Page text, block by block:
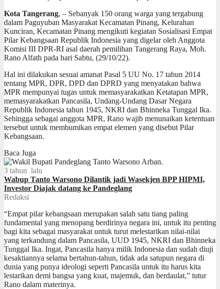
Kota Tangerang, – Sebanyak 150 orang warga yang tergabung
dalam Paguyuban Masyarakat Kecamatan Pinang, Kelurahan
Kunciran, Kecamatan Pinang mengikuti kegiatan Sosialisasi Empat
Pilar Kebangsaan Republik Indonesia yang digelar oleh Anggota
Komisi III DPR-RI asal daerah pemilihan Tangerang Raya, Moh.
Rano Alfath pada hari Sabtu, (29/10/22).
Hal ini dilakukan sesuai amanat Pasal 5 UU No. 17 tahun 2014
tentang MPR, DPR, DPD dan DPRD yang menyatakan bahwa
MPR mempunyai tugas untuk memasyarakatkan Ketatapan MPR,
memasyarakatkan Pancasila, Undang-Undang Dasar Negara
Republik Indonesia tahun 1945, NKRI dan Bhinneka Tunggal Ika.
Sehingga sebagai anggota MPR, Rano wajib menunaikan ketentuan
tersebut untuk membumikan empat elemen yang disebut Pilar
Kebangsaan.
Baca Juga
3 tahun lalu
Wabup Tanto Warsono Dilantik jadi Wasekjen BPP HIPMI,
Investor Diajak datang ke Pandeglang
Redaksi
“Empat pilar kebangsaan merupakan salah satu tiang paling
fundamental yang menopang berdirinya negara ini, untuk itu penting
bagi kita sebagai masyarakat untuk turut melestarikan nilai-nilai
yang terkandung dalam Pancasila, UUD 1945, NKRI dan Bhinneka
Tunggal Ika. Ingat, Pancasila hanya milik Indonesia dan sudah diuji
kesaktiannya selama bertahun-tahun, tidak ada satupun negara di
dunia yang punya ideologi seperti Pancasila untuk itu harus kita
lestarikan demi bangsa yang kuat, majemuk, dan berdaulat,” tutur
Rano dalam materinya.